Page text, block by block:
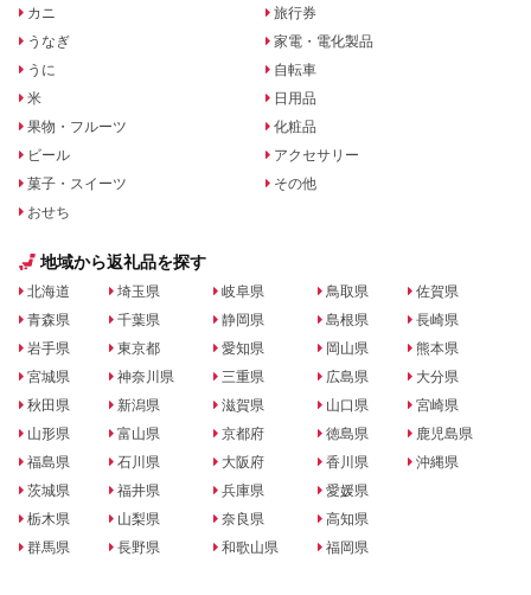
カニ
うなぎ
うに
米
果物・フルーツ
ビール
菓子・スイーツ
おせち
旅行券
家電・電化製品
自転車
日用品
化粧品
アクセサリー
その他
地域から返礼品を探す
北海道
青森県
岩手県
宮城県
秋田県
山形県
福島県
茨城県
栃木県
群馬県
埼玉県
千葉県
東京都
神奈川県
新潟県
富山県
石川県
福井県
山梨県
長野県
岐阜県
静岡県
愛知県
三重県
滋賀県
京都府
大阪府
兵庫県
奈良県
和歌山県
鳥取県
島根県
岡山県
広島県
山口県
徳島県
香川県
愛媛県
高知県
福岡県
佐賀県
長崎県
熊本県
大分県
宮崎県
鹿児島県
沖縄県